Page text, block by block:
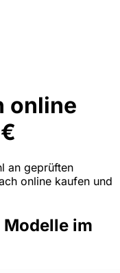
online
an geprüften
online kaufen und
im